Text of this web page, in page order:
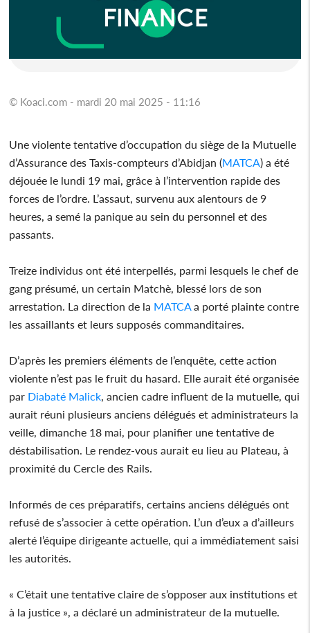
© Koaci.com - mardi 20 mai 2025 - 11:16
Une violente tentative d’occupation du siège de la Mutuelle
d’Assurance des Taxis-compteurs d’Abidjan (MATCA) a été
déjouée le lundi 19 mai, grâce à l’intervention rapide des
forces de l’ordre. L’assaut, survenu aux alentours de 9
heures, a semé la panique au sein du personnel et des
passants.
Treize individus ont été interpellés, parmi lesquels le chef de
gang présumé, un certain Matchè, blessé lors de son
arrestation. La direction de la MATCA a porté plainte contre
les assaillants et leurs supposés commanditaires.
D’après les premiers éléments de l’enquête, cette action
violente n’est pas le fruit du hasard. Elle aurait été organisée
par Diabaté Malick , ancien cadre influent de la mutuelle, qui
aurait réuni plusieurs anciens délégués et administrateurs la
veille, dimanche 18 mai, pour planifier une tentative de
déstabilisation. Le rendez-vous aurait eu lieu au Plateau, à
proximité du Cercle des Rails.
Informés de ces préparatifs, certains anciens délégués ont
refusé de s’associer à cette opération. L’un d’eux a d’ailleurs
alerté l’équipe dirigeante actuelle, qui a immédiatement saisi
les autorités.
« C’était une tentative claire de s’opposer aux institutions et
à la justice », a déclaré un administrateur de la mutuelle.